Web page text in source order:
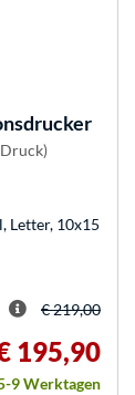
Letter, 10x15
€ 219,00
195,90
9 Werktagen